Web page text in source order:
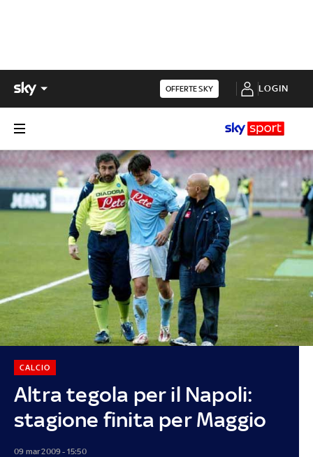
OFFERTE SKY LOGIN
Altra tegola per il Napoli:
stagione finita per Maggio
CALCIO
09 mar 2009 - 15:50